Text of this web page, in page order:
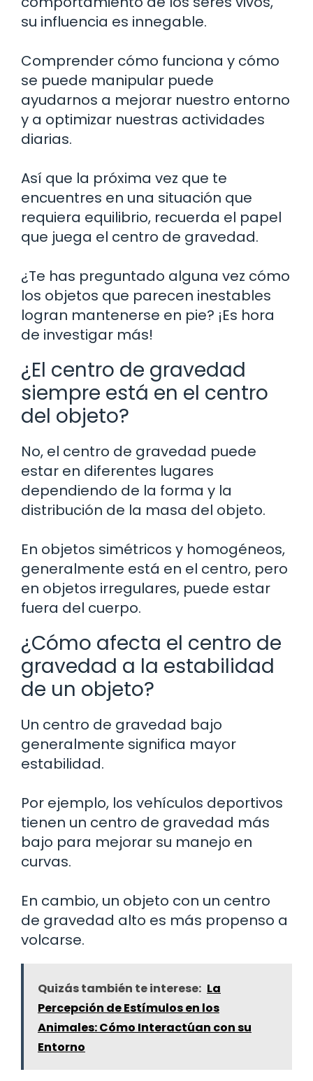
su influencia es innegable.
Comprender cómo funciona y cómo
se puede manipular puede
ayudarnos a mejorar nuestro entorno
y a optimizar nuestras actividades
diarias.
Así que la próxima vez que te
encuentres en una situación que
requiera equilibrio, recuerda el papel
que juega el centro de gravedad.
¿Te has preguntado alguna vez cómo
los objetos que parecen inestables
logran mantenerse en pie? ¡Es hora
de investigar más!
¿El centro de gravedad
siempre está en el centro
del objeto?
No, el centro de gravedad puede
estar en diferentes lugares
dependiendo de la forma y la
distribución de la masa del objeto.
En objetos simétricos y homogéneos,
generalmente está en el centro, pero
en objetos irregulares, puede estar
fuera del cuerpo.
¿Cómo afecta el centro de
gravedad a la estabilidad
de un objeto?
Un centro de gravedad bajo
generalmente significa mayor
estabilidad.
Por ejemplo, los vehículos deportivos
tienen un centro de gravedad más
bajo para mejorar su manejo en
curvas.
En cambio, un objeto con un centro
de gravedad alto es más propenso a
volcarse.
Quizás también te interese: La
Percepción de Estímulos en los
Animales: Cómo Interactúan con su
Entorno